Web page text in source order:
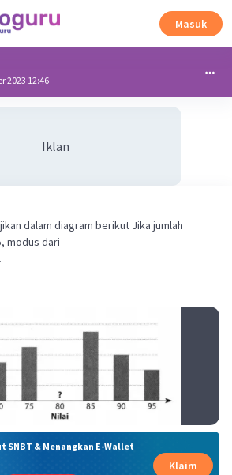
Masuk
2023 12:46
Iklan
dalam diagram berikut Jika jumlah
modus dari
SNBT & Menangkan E-Wallet
Klaim